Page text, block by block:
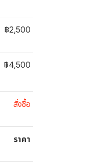
฿2,500
฿4,500
สั่งซื้อ
ราคา